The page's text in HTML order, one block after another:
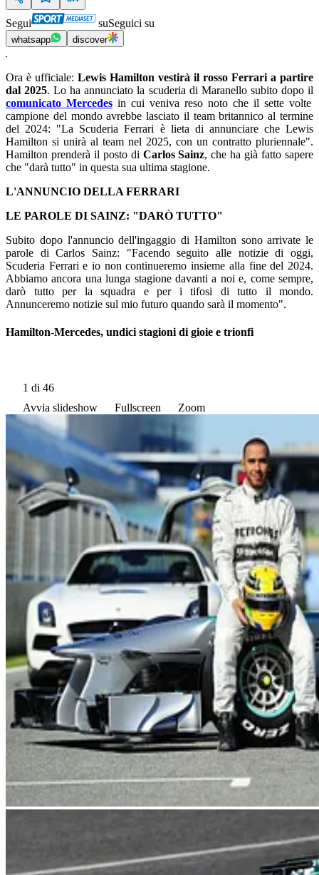
Segui suSeguici su
whatsapp discover
Ora è ufficiale: Lewis Hamilton vestirà il rosso Ferrari a partire
dal 2025. Lo ha annunciato la scuderia di Maranello subito dopo il
comunicato Mercedes in cui veniva reso noto che il sette volte
campione del mondo avrebbe lasciato il team britannico al termine
del 2024: "La Scuderia Ferrari è lieta di annunciare che Lewis
Hamilton si unirà al team nel 2025, con un contratto pluriennale".
Hamilton prenderà il posto di Carlos Sainz, che ha già fatto sapere
che "darà tutto" in questa sua ultima stagione.
L'ANNUNCIO DELLA FERRARI
LE PAROLE DI SAINZ: "DARÒ TUTTO"
Subito dopo l'annuncio dell'ingaggio di Hamilton sono arrivate le
parole di Carlos Sainz: "Facendo seguito alle notizie di oggi,
Scuderia Ferrari e io non continueremo insieme alla fine del 2024.
Abbiamo ancora una lunga stagione davanti a noi e, come sempre,
darò tutto per la squadra e per i tifosi di tutto il mondo.
Annunceremo notizie sul mio futuro quando sarà il momento".
Hamilton-Mercedes, undici stagioni di gioie e trionfi
1 di 46
Avvia slideshow
Fullscreen Zoom